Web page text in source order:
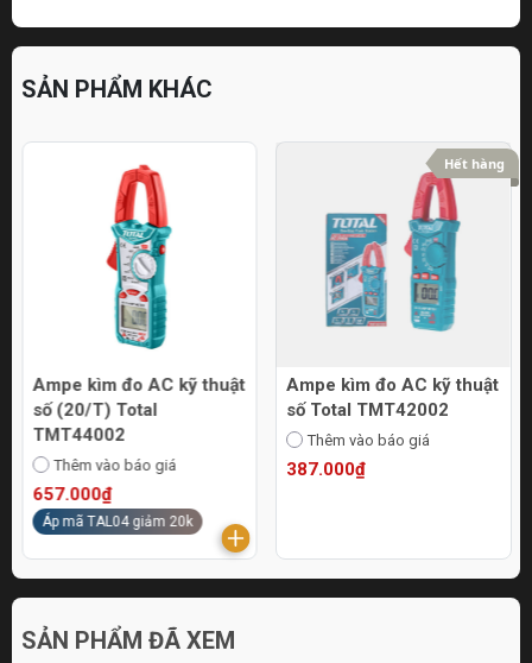
SẢN PHẨM KHÁC
Ampe kìm đo AC kỹ thuật
số (20/T) Total
TMT44002
Thêm vào báo giá
657.000₫
Áp mã TAL04 giảm 20k
Hết hàng
Ampe kìm đo AC kỹ thuật
số Total TMT42002
Thêm vào báo giá
387.000₫
SẢN PHẨM ĐÃ XEM